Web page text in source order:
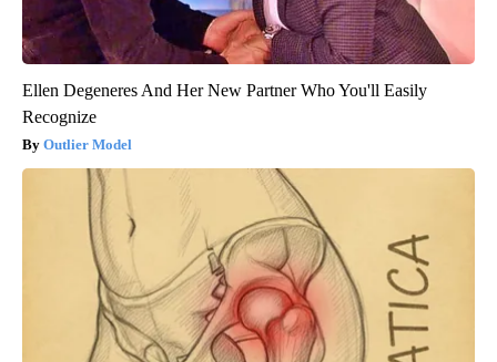
Ellen Degeneres And Her New Partner Who You'll Easily
Recognize
Outlier Model